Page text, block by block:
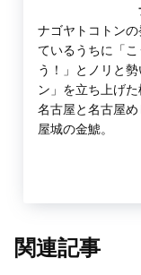
ナゴヤトコトン
ているうちに「
う！」とノリと
ン」を立ち上げた
名古屋と名古屋
屋城の金鯱。
関連記事